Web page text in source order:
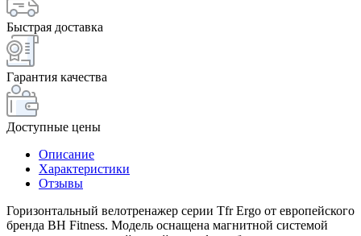
Быстрая доставка
Гарантия качества
Доступные цены
Описание
Характеристики
Отзывы
Горизонтальный велотренажер серии Tfr Ergo от европейского
бренда BH Fitness. Модель оснащена магнитной системой